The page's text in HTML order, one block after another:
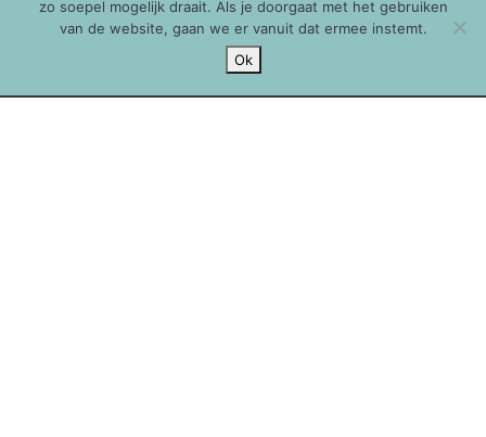
zo soepel mogelijk draait. Als je doorgaat met het gebruiken
van de website, gaan we er vanuit dat ermee instemt.
Ok